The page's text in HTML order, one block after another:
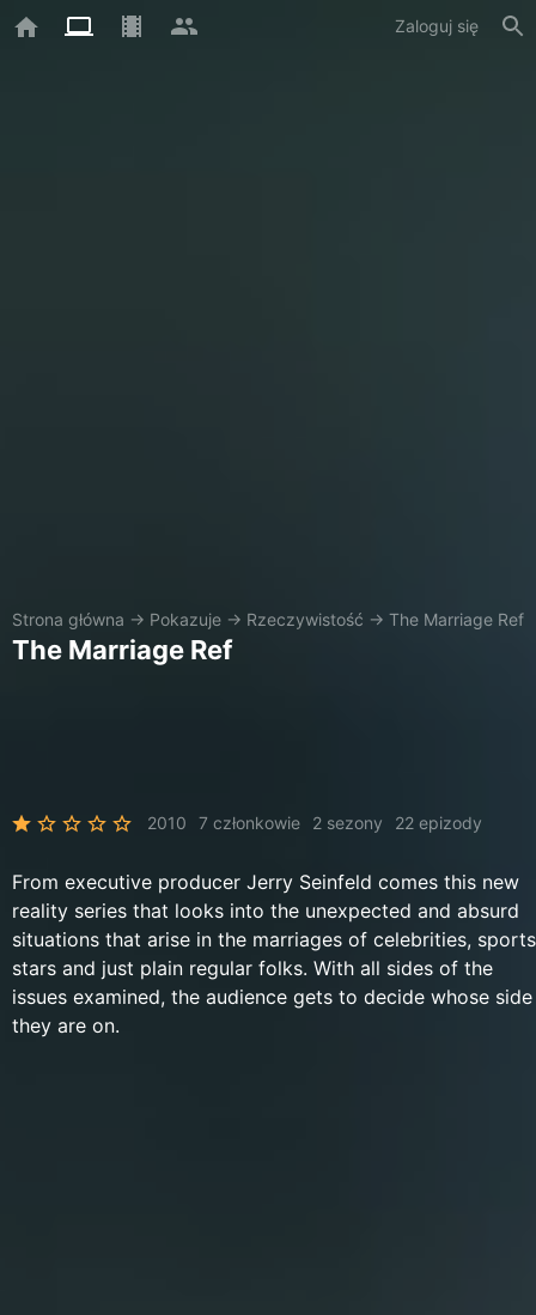
Zaloguj się
Strona główna → Pokazuje → Rzeczywistość → The Marriage Ref
The Marriage Ref
2010 7 członkowie 2 sezony 22 epizody
From executive producer Jerry Seinfeld comes this new
reality series that looks into the unexpected and absurd
situations that arise in the marriages of celebrities, sports
stars and just plain regular folks. With all sides of the
issues examined, the audience gets to decide whose side
they are on.